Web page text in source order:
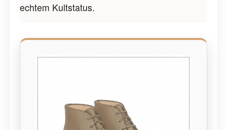
echtem Kultstatus.